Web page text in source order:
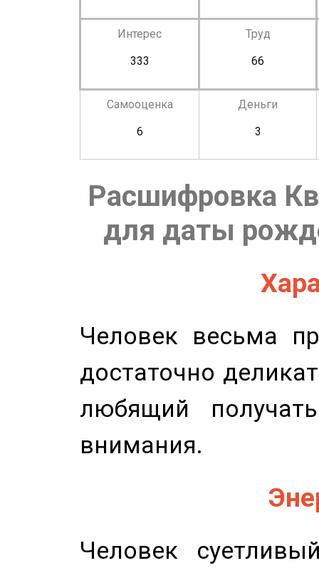
Интерес
333
Труд
66
Самооценка
6
Деньги
3
Расшифровка
для даты
Человек весьма
достаточно
любящий
внимания.
Человек